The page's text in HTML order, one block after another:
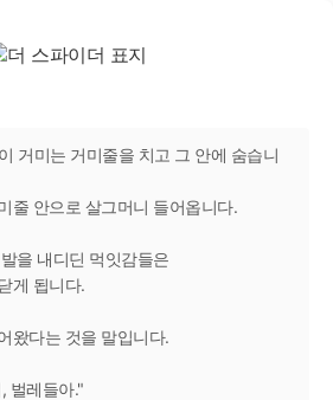
거미는 거미줄을 치고 그 안에 숨습니
줄 안으로 살그머니 들어옵니다.
을 내디딘 먹잇감들은
게 됩니다.
왔다는 것을 말입니다.
벌레들아."